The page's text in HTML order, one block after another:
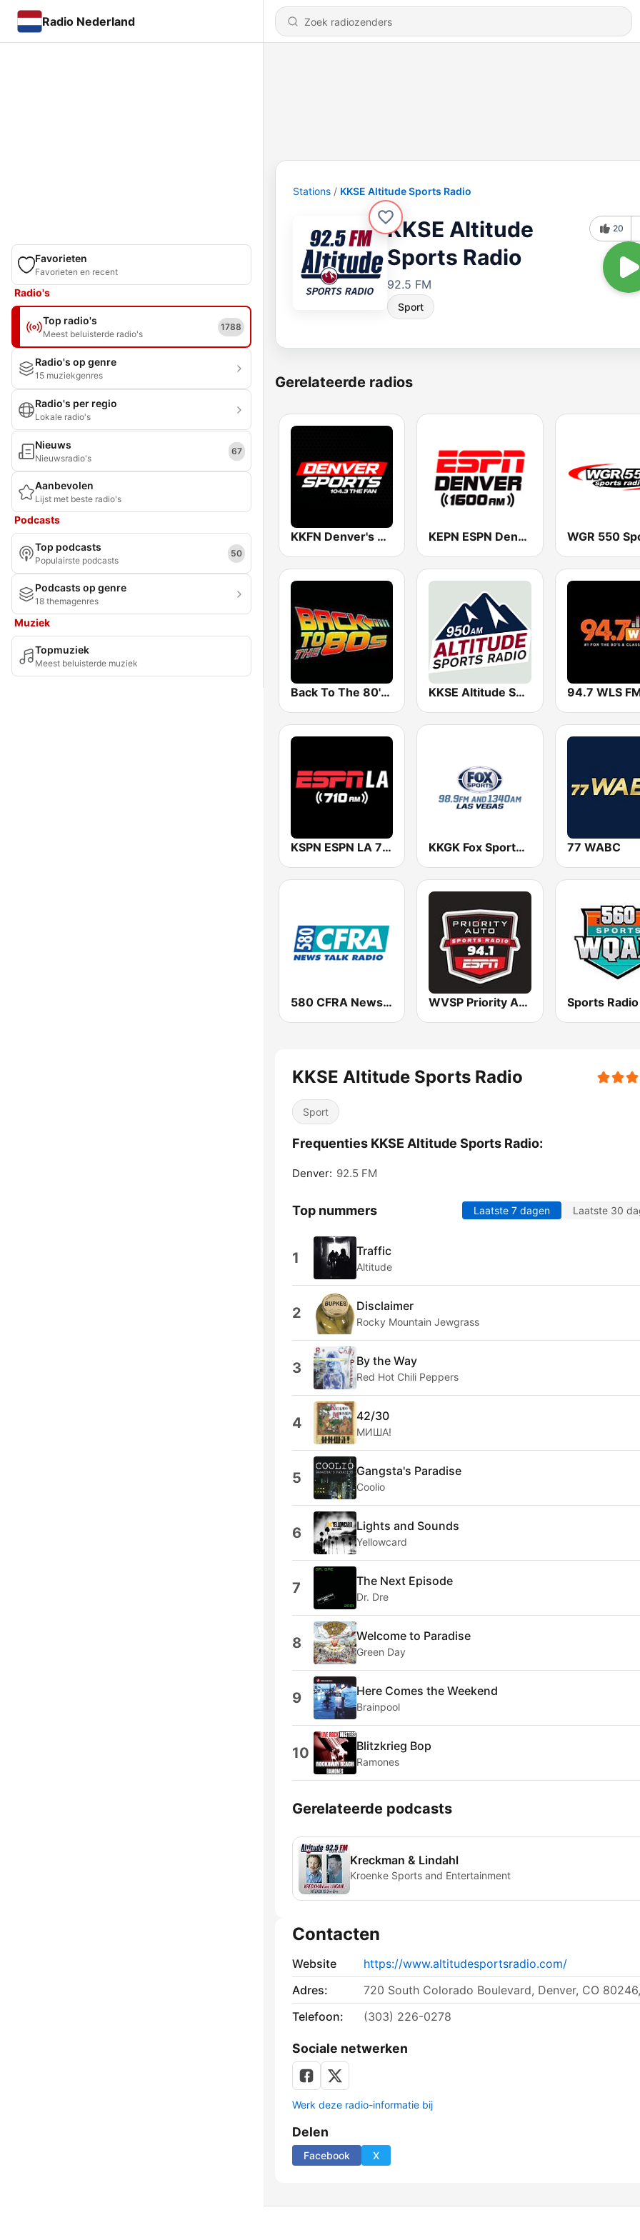
Radio Nederland
Favorieten
Favorieten en recent
Radio's
Top radio's
Meest beluisterde radio's
1788
Radio's op genre
15 muziekgenres
Radio's per regio
Lokale radio's
Nieuws
Nieuwsradio's
67
Aanbevolen
Lijst met beste radio's
Podcasts
Top podcasts
Populairste podcasts
50
Podcasts op genre
18 themagenres
Muziek
Topmuziek
Meest beluisterde muziek
Stations KKSE Altitude Sports Radio
KKSE Altitude
Sports Radio
92.5 FM
Sport
20
Gerelateerde radios
KKFN Denver's Sports 104.3 The Fan KEPN ESPN Denver 1600 AM
Back To The 80's Radio KKSE Altitude Sports AM 950 94.7 WLS
KSPN ESPN LA 710 AM KKGK Fox Sports Radio 1340 AM 77 WABC
580 CFRA News Talk Radio WVSP Priority Auto Sports Radio ESPN
KKSE Altitude Sports Radio
Sport
Frequenties KKSE Altitude Sports Radio:
Denver: 92.5 FM
Top nummers Laatste 7 dagen Laatste 30
1 Traffic
Altitude
2 Disclaimer
Rocky Mountain Jewgrass
3 By the Way
Red Hot Chili Peppers
4 42/30
МИША!
5 Gangsta's Paradise
Coolio
6 Lights and Sounds
Yellowcard
7 The Next Episode
Dr. Dre
8 Welcome to Paradise
Green Day
9 Here Comes the Weekend
Brainpool
10 Blitzkrieg Bop
Ramones
Gerelateerde podcasts
Kreckman & Lindahl
Kroenke Sports and Entertainment
Contacten
Website
https://www.altitudesportsradio.com/
Adres:
720 South Colorado Boulevard, Denver, CO
Telefoon:
(303) 226-0278
Sociale netwerken
Werk deze radio-informatie bij
Delen
Facebook X